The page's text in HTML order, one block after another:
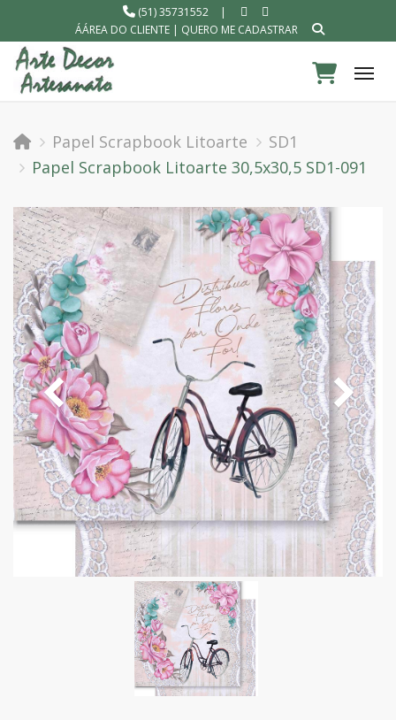
(51) 35731552
|
ÁÁREA DO CLIENTE| QUERO ME CADASTRAR
Papel Scrapbook Litoarte
SD1
Papel Scrapbook Litoarte 30,5x30,5 SD1-091